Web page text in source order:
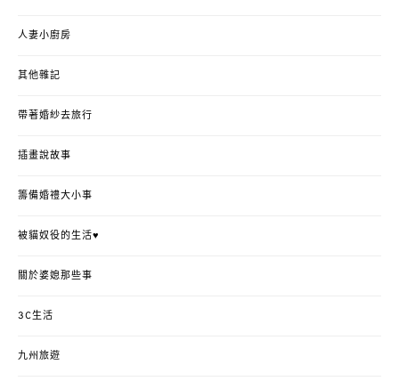
人妻小廚房
其他雜記
帶著婚紗去旅行
插畫說故事
籌備婚禮大小事
被貓奴役的生活♥
關於婆媳那些事
3C生活
九州旅遊